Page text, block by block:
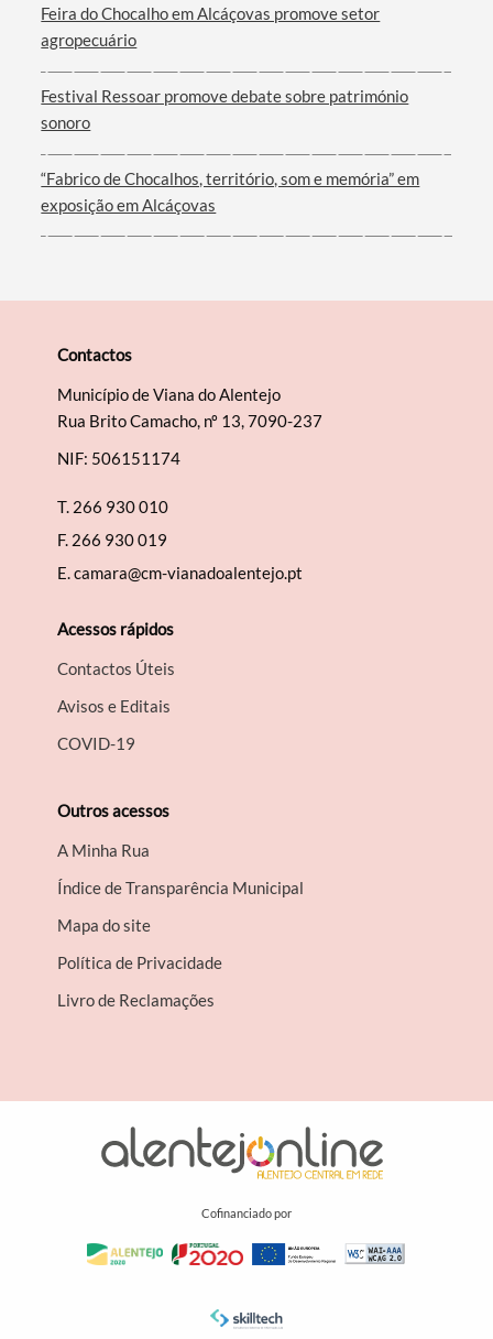
Feira do Chocalho em Alcáçovas promove setor
agropecuário
Festival Ressoar promove debate sobre património
sonoro
“Fabrico de Chocalhos, território, som e memória” em
exposição em Alcáçovas
Contactos
Município de Viana do Alentejo
Rua Brito Camacho, nº 13, 7090-237
NIF: 506151174
T. 266 930 010
F. 266 930 019
E.camara@cm-vianadoalentejo.pt
Acessos rápidos
Contactos Úteis
Avisos e Editais
COVID-19
Outros acessos
A Minha Rua
Índice de Transparência Municipal
Mapa do site
Política de Privacidade
Livro de Reclamações
Cofinanciado por